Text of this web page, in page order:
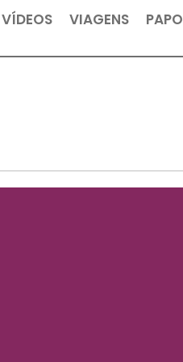
VÍDEOS VIAGENS